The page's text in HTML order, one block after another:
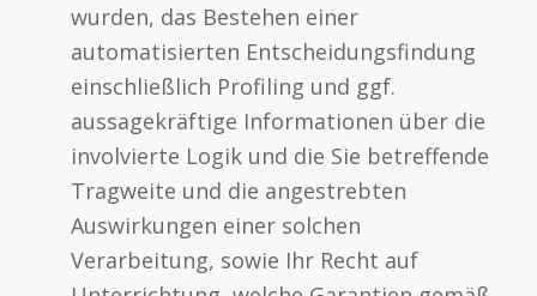
wurden, das Bestehen einer
automatisierten Entscheidungsfindung
einschließlich Profiling und ggf.
aussagekräftige Informationen über die
involvierte Logik und die Sie betreffende
Tragweite und die angestrebten
Auswirkungen einer solchen
Verarbeitung, sowie Ihr Recht auf